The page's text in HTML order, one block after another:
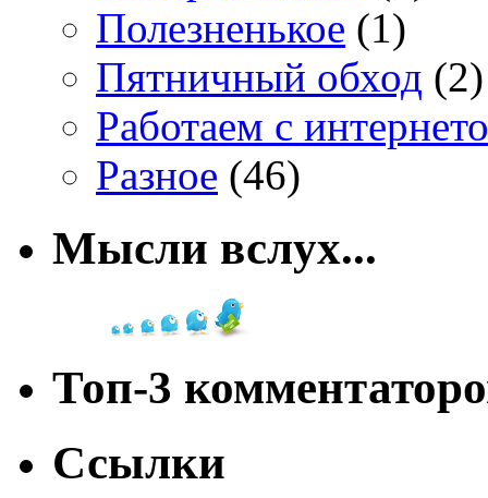
Полезненькое (1)
Пятничный обход (2)
Работаем с
Разное (46)
Мысли вслух...
Топ-3
Ссылки